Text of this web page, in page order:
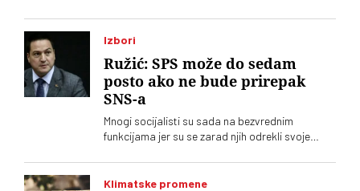
Izbori
Ružić: SPS može do sedam
posto ako ne bude prirepak
SNS-a
Mnogi socijalisti su sada na bezvrednim
funkcijama jer su se zarad njih odrekli svoje
agenciju
Klimatske promene